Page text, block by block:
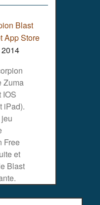
Blast
App Store
Zuma
IOS
iPad).
Free
et
Blast